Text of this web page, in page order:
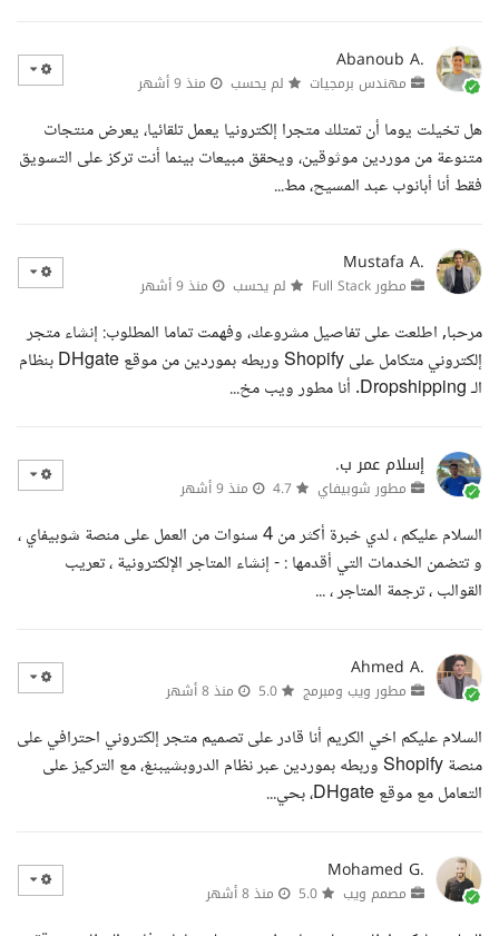
Abanoub A.
مهندس برمجيات لم يحسب منذ 9 أشهر
هل تخيلت يوما أن تمتلك متجرا إلكترونيا يعمل تلقائيا، يعرض منتجات
متنوعة من موردين موثوقين، ويحقق مبيعات بينما أنت تركز على التسويق
فقط أنا أبانوب عبد المسيح، مط...
Mustafa A.
مطور Full Stack لم يحسب منذ 9 أشهر
مرحبا, اطلعت على تفاصيل مشروعك، وفهمت تماما المطلوب: إنشاء متجر
إلكتروني متكامل على Shopify وربطه بموردين من موقع DHgate بنظام
الـ Dropshipping. أنا مطور ويب مخ...
إسلام عمر ب.
مطور شوبيفاي منذ 9 أشهر
السلام عليكم ، لدي خبرة أكثر من 4 سنوات من العمل على منصة شوبيفاي ،
و تتضمن الخدمات التي أقدمها : - إنشاء المتاجر الإلكترونية ، تعريب
القوالب ، ترجمة المتاجر ، ...
Ahmed A.
مطور ويب ومبرمج منذ 8 أشهر
السلام عليكم اخي الكريم أنا قادر على تصميم متجر إلكتروني احترافي على
منصة Shopify وربطه بموردين عبر نظام الدروبشيبنغ، مع التركيز على
التعامل مع موقع DHgate، بحي...
Mohamed G.
مصمم ويب منذ 8 أشهر